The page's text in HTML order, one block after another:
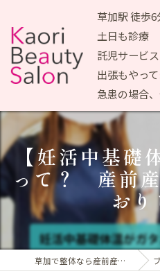
草加駅 徒歩6
土日も診療
託児サービ
出張もやっ
急患の場合
【妊活中基礎
って？ 産前
お
草加で整体なら産前産後ケア専門 かおりビューティサロン ブログ